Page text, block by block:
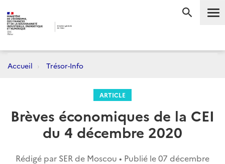
Accueil Trésor-Info
ARTICLE
Brèves économiques de la CEI
du 4 décembre 2020
Rédigé par SER de Moscou • Publié le07 décembre